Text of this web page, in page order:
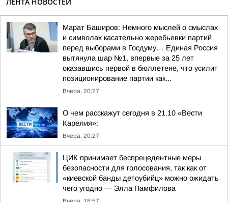
Марат Баширов: Немного мыслей о смыслах
и символах касательно жеребьевки партий
перед выборами в Госдуму… Единая Россия
вытянула шар №1, впервые за 25 лет
оказавшись первой в бюллетене, что усилит
позиционирование партии как...
Вчера, 20:27
О чем расскажут сегодня в 21.10 «Вести
Карелия»:
Вчера, 20:27
ЦИК принимает беспрецедентные меры
безопасности для голосования, так как от
«киевской банды детоубийц» можно ожидать
чего угодно — Элла Памфилова